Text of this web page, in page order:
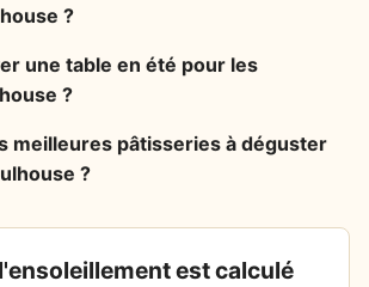
?
une table en été pour les
?
meilleures pâtisseries à déguster
?
est calculé